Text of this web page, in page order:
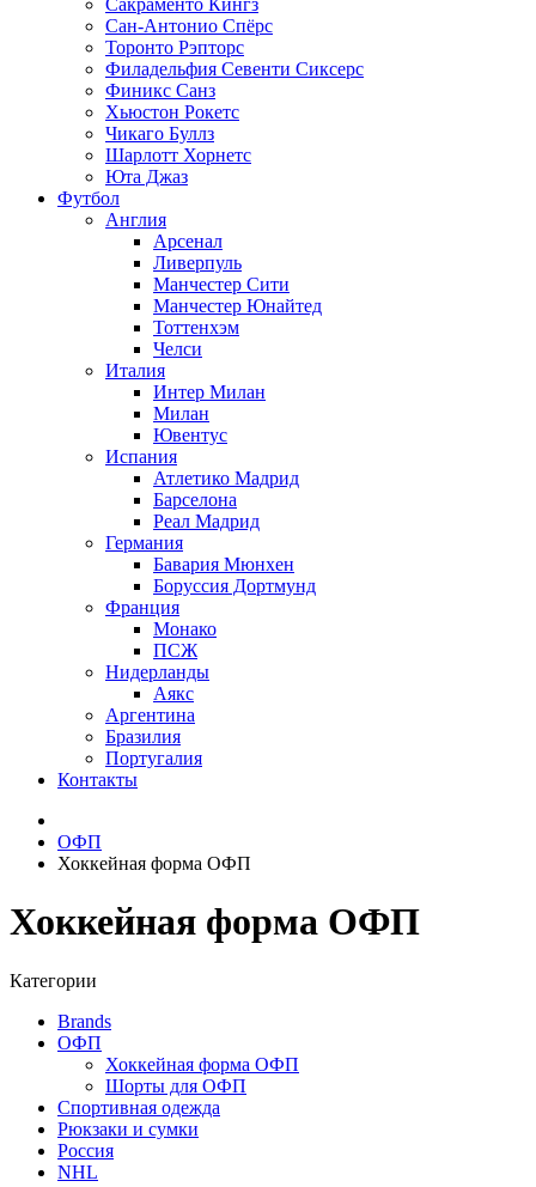
Сакраменто Кингз
Сан-Антонио Спёрс
Торонто Рэпторс
Филадельфия Севенти Сиксерс
Финикс Санз
Хьюстон Рокетс
Чикаго Буллз
Шарлотт Хорнетс
Юта Джаз
Футбол
Англия
Арсенал
Ливерпуль
Манчестер Сити
Манчестер Юнайтед
Тоттенхэм
Челси
Италия
Интер Милан
Милан
Ювентус
Испания
Атлетико Мадрид
Барселона
Реал Мадрид
Германия
Бавария Мюнхен
Боруссия Дортмунд
Франция
Монако
ПСЖ
Нидерланды
Аякс
Аргентина
Бразилия
Португалия
Контакты
ОФП
Хоккейная форма ОФП
Хоккейная форма ОФП
Категории
Brands
ОФП
Хоккейная форма ОФП
Шорты для ОФП
Спортивная одежда
Рюкзаки и сумки
Россия
NHL